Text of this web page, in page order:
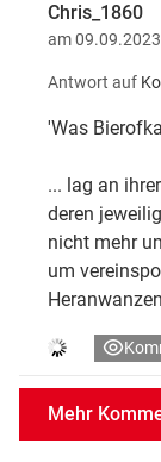
Chris_1860
am
Antwort auf
'Was
... lag an
deren
nicht mehr
um
Mehr